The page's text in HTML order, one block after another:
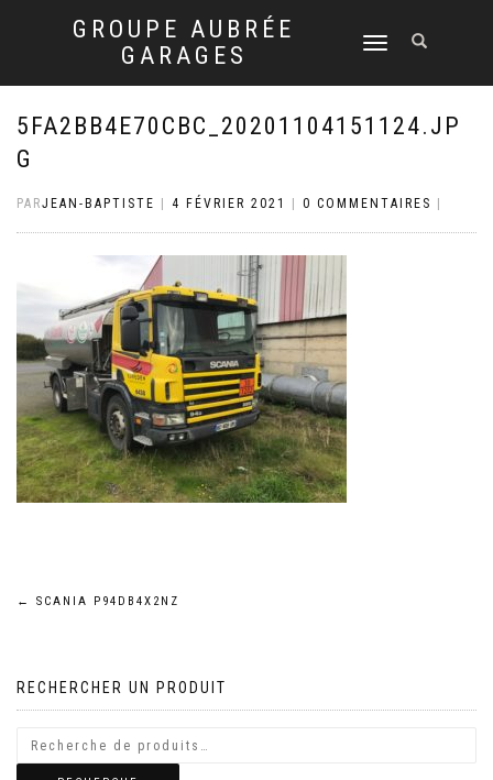
GROUPE AUBRÉE
GARAGES
DÉPLIER
NAVIGATION
5FA2BB4E70CBC_20201104151124.JP
G
PARJEAN-BAPTISTE 4 FÉVRIER 2021 0 COMMENTAIRES
Navigation
l’article
← SCANIA P94DB4X2NZ
RECHERCHER UN PRODUIT